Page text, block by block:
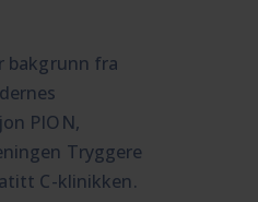
bakgrunn fra
PION,
Tryggere
C-klinikken.